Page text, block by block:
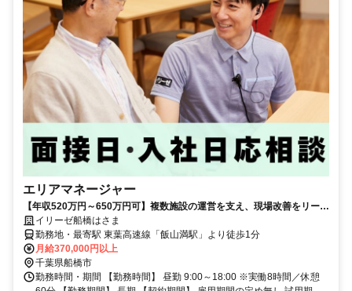
エリアマネージャー
【年収520万円～650万円可】複数施設の運営を支え、現場改善をリード
するポジション
イリーゼ船橋はさま
勤務地・最寄駅 東葉高速線「飯山満駅」より徒歩1分
月給370,000円以上
千葉県船橋市
勤務時間・期間 【勤務時間】 昼勤 9:00～18:00 ※実働8時間／休憩